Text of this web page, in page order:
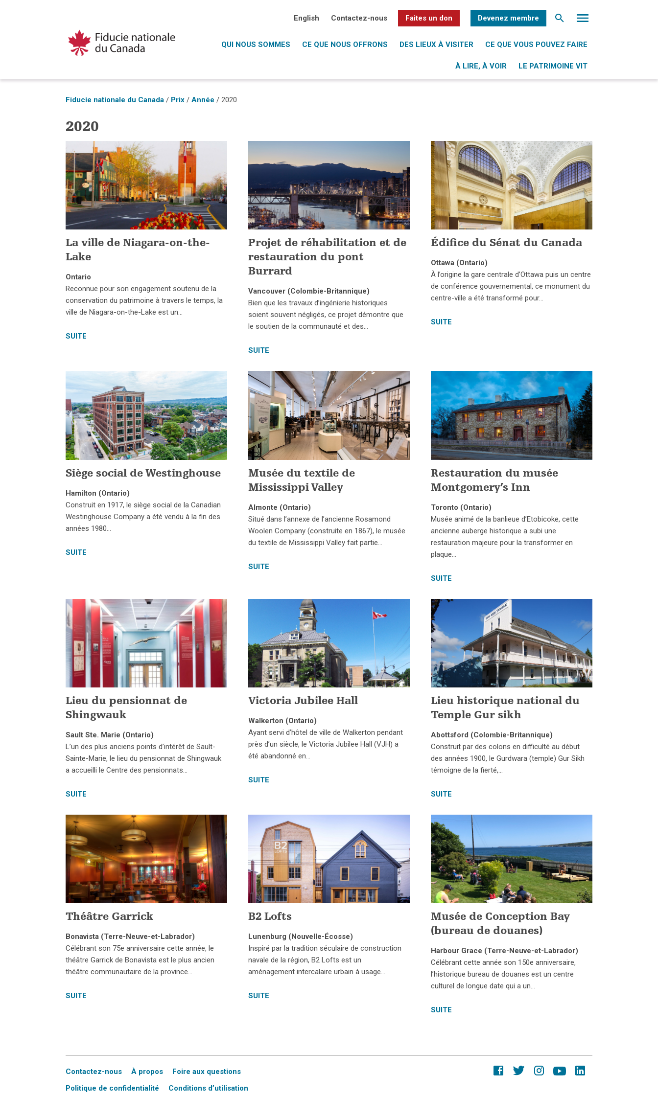
English Contactez-nous Faites un don Devenez membre
QUI NOUS SOMMES CE QUE NOUS OFFRONS DES LIEUX À VISITER CE QUE VOUS POUVEZ FAIRE
À LIRE, À VOIR LE PATRIMOINE VIT
Fiducie nationale du Canada / Prix /Année /2020
2020
La ville de Niagara-on-the-
Lake
Ontario
Reconnue pour son engagement soutenu de la
conservation du patrimoine à travers le temps, la
ville de Niagara-on-the-Lake est un…
SUITE
Projet de réhabilitation et de
restauration du pont
Burrard
Vancouver (Colombie-Britannique)
Bien que les travaux d’ingénierie historiques
soient souvent négligés, ce projet démontre que
le soutien de la communauté et des…
SUITE
Édifice du Sénat du Canada
Ottawa (Ontario)
À l’origine la gare centrale d’Ottawa puis un centre
de conférence gouvernemental, ce monument du
centre-ville a été transformé pour…
SUITE
Siège social de Westinghouse
Hamilton (Ontario)
Construit en 1917, le siège social de la Canadian
Westinghouse Company a été vendu à la fin des
années 1980…
SUITE
Musée du textile de
Mississippi Valley
Almonte (Ontario)
Situé dans l’annexe de l’ancienne Rosamond
Woolen Company (construite en 1867), le musée
du textile de Mississippi Valley fait partie…
SUITE
Restauration du musée
Montgomery’s Inn
Toronto (Ontario)
Musée animé de la banlieue d’Etobicoke, cette
ancienne auberge historique a subi une
restauration majeure pour la transformer en
plaque…
SUITE
Lieu du pensionnat de
Shingwauk
Sault Ste. Marie (Ontario)
L’un des plus anciens points d’intérêt de Sault-
Sainte-Marie, le lieu du pensionnat de Shingwauk
a accueilli le Centre des pensionnats…
SUITE
Victoria Jubilee Hall
Walkerton (Ontario)
Ayant servi d’hôtel de ville de Walkerton pendant
près d’un siècle, le Victoria Jubilee Hall (VJH) a
été abandonné en…
SUITE
Lieu historique national du
Temple Gur sikh
Abottsford (Colombie-Britannique)
Construit par des colons en difficulté au début
des années 1900, le Gurdwara (temple) Gur Sikh
témoigne de la fierté,…
SUITE
Théâtre Garrick
Bonavista (Terre-Neuve-et-Labrador)
Célébrant son 75e anniversaire cette année, le
théâtre Garrick de Bonavista est le plus ancien
théâtre communautaire de la province…
SUITE
B2 Lofts
Lunenburg (Nouvelle-Écosse)
Inspiré par la tradition séculaire de construction
navale de la région, B2 Lofts est un
aménagement intercalaire urbain à usage…
SUITE
Musée de Conception Bay
(bureau de douanes)
Harbour Grace (Terre-Neuve-et-Labrador)
Célébrant cette année son 150e anniversaire,
l’historique bureau de douanes est un centre
culturel de longue date qui a un…
SUITE
Contactez-nous À propos
Foire aux questions
Politique de confidentialité
Conditions d’utilisation